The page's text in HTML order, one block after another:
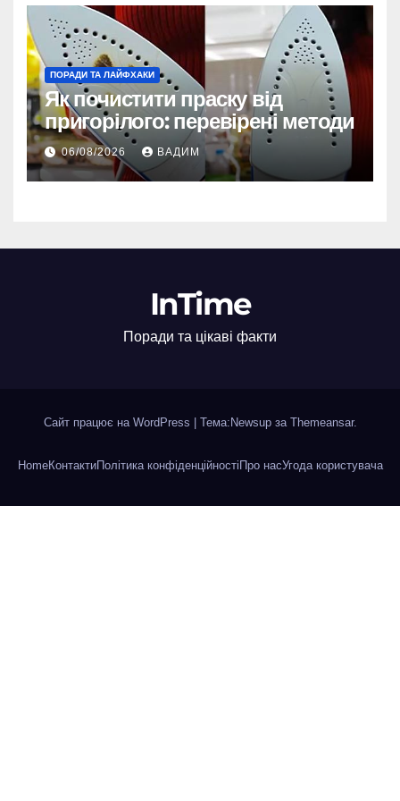
ПОРАДИ ТА ЛАЙФХАКИ
Як почистити праску від
пригорілого: перевірені методи
06/08/2026 ВАДИМ
InTime
Поради та цікаві факти
Сайт працює на WordPress Тема:Newsup за Themeansar.
HomeКонтактиПолітика конфіденційності Про насУгода користувача